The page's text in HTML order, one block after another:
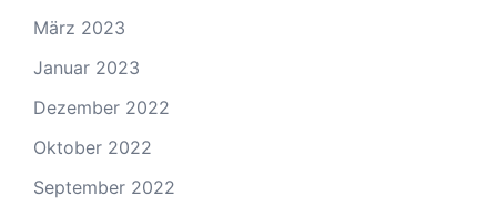
März 2023
Januar 2023
Dezember 2022
Oktober 2022
September 2022